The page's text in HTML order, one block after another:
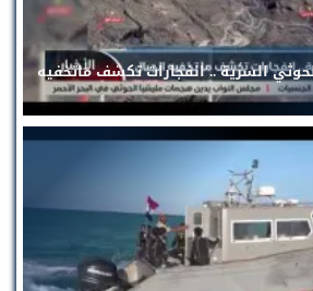
السرية .. انفجارات تكشف ماتخفيه